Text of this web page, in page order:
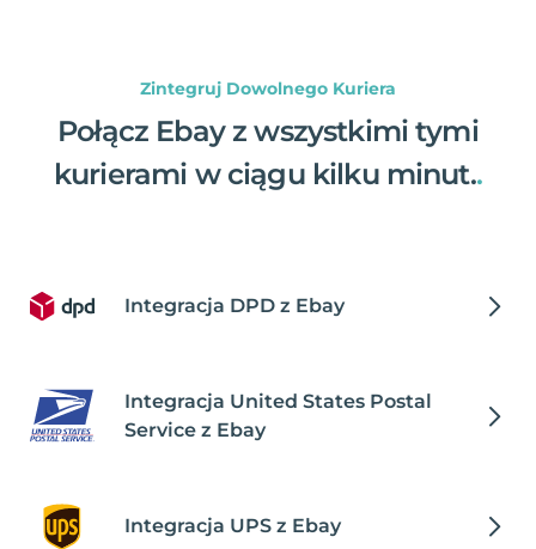
Zintegruj Dowolnego Kuriera
Połącz Ebay z wszystkimi tymi
kurierami w ciągu kilku minut..
Integracja DPD z Ebay
Integracja United States Postal
Service z Ebay
Integracja UPS z Ebay